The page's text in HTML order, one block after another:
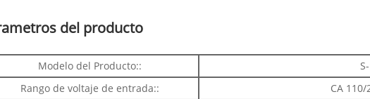
del producto
Modelo del Producto::
Rango de voltaje de entrada::
CA 110/